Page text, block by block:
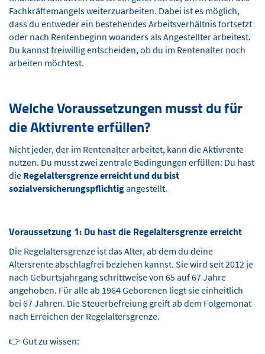
Fachkräftemangels weiterzuarbeiten. Dabei ist es möglich,
dass du entweder ein bestehendes Arbeitsverhältnis fortsetzt
oder nach Rentenbeginn woanders als Angestellter arbeitest.
Du kannst freiwillig entscheiden, ob du im Rentenalter noch
arbeiten möchtest.
Welche Voraussetzungen musst du für
die Aktivrente erfüllen?
Nicht jeder, der im Rentenalter arbeitet, kann die Aktivrente
nutzen. Du musst zwei zentrale Bedingungen erfüllen: Du hast
die Regelaltersgrenze erreicht und du bist
sozialversicherungspflichtigangestellt.
Voraussetzung 1: Du hast die Regelaltersgrenze erreicht
Die Regelaltersgrenze ist das Alter, ab dem du deine
Altersrente abschlagfrei beziehen kannst. Sie wird seit 2012 je
nach Geburtsjahrgang schrittweise von 65 auf 67 Jahre
angehoben. Für alle ab 1964 Geborenen liegt sie einheitlich
bei 67 Jahren. Die Steuerbefreiung greift ab dem Folgemonat
nach Erreichen der Regelaltersgrenze.
👉 Gut zu wissen: